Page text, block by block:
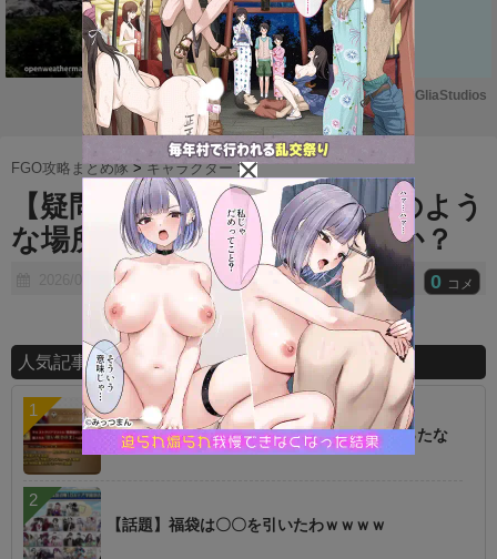
M
u
t
e
Powered by GliaStudios
FGO攻略まとめ隊 >キャラクター >
【疑問】エレオの言ってる家のよう
な場所ってのは遠坂邸のことか？
2026/01/27 0 コメ
人気記事ランキング
【朗報】オルタニキは欲しいもの全部もらったな
【話題】福袋は〇〇を引いたわｗｗｗｗ